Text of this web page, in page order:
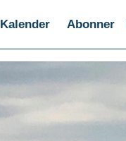
Kalender Abonner